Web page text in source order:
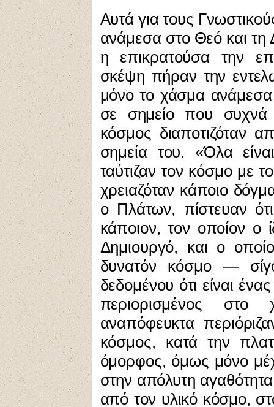
Αυτά για τους
ανάμεσα στο Θεό και τη
η επικρατούσα την
σκέψη πήραν την
μόνο το χάσμα
σε σημείο που συχνά
κόσμος διαποτιζόταν
σημεία του. «Όλα
ταύτιζαν τον κόσμο με
χρειαζόταν κάποιο
ο Πλάτων, πίστευαν
κάποιον, τον οποίον ο
Δημιουργό, και ο
δυνατόν κόσμο —
δεδομένου ότι είναι
περιορισμένος
αναπόφευκτα
κόσμος, κατά την
όμορφος, όμως μόνο
στην απόλυτη
από τον υλικό κόσμο,